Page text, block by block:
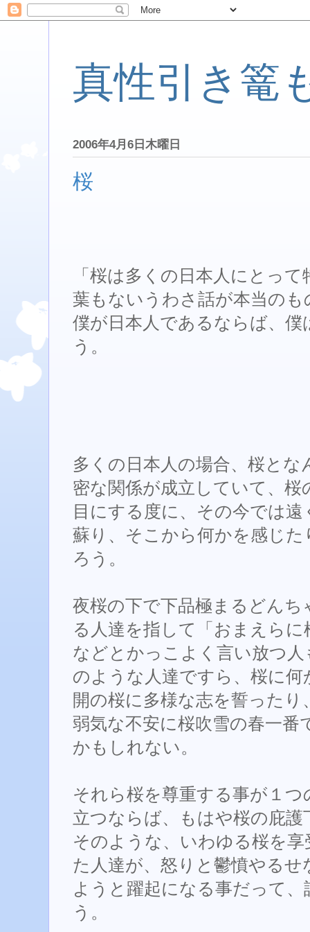
真性引き篭
2006年4月6日木曜日
桜
「桜は多くの日本人にとっ
葉もないうわさ話が本当の
僕が日本人であるならば、
う。
多くの日本人の場合、桜と
密な関係が成立していて、
目にする度に、その今では
蘇り、そこから何かを感じ
ろう。
夜桜の下で下品極まるどん
る人達を指して「おまえら
などとかっこよく言い放つ
のような人達ですら、桜に
開の桜に多様な志を誓った
弱気な不安に桜吹雪の春一番
かもしれない。
それら桜を尊重する事が１
立つならば、もはや桜の庇
そのような、いわゆる桜を
た人達が、怒りと鬱憤やる
ようと躍起になる事だって
う。